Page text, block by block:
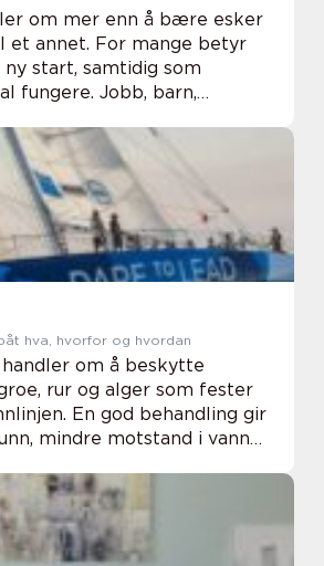
om mer enn å bære esker
et annet. For mange betyr
start, samtidig som
fungere. Jobb, barn,
flyttetjenester gjøre
Bunnsmøring for båt hva, hvorfor og hvordan
om å beskytte
rur og alger som fester
En god behandling gir
mindre motstand i vannet
enten belaste eller avlaste